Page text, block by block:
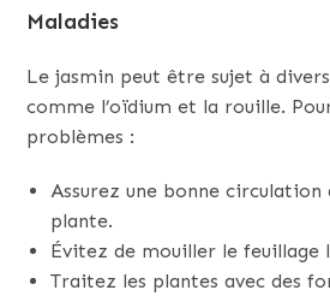
Maladies
Le jasmin peut être sujet à
comme l’oïdium et la rouille.
problèmes :
Assurez une bonne circulation
plante.
Évitez de mouiller le feuillage
Traitez les plantes avec des